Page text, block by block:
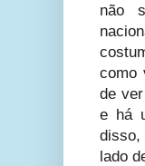
não
como
de
e há
disso,
lado